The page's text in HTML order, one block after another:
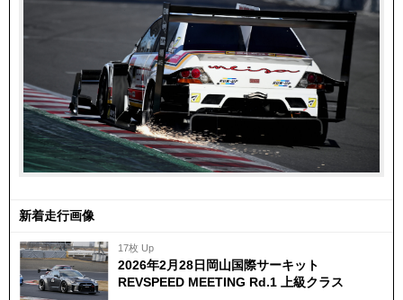
新着走行画像
17枚 Up
2026年2月28日岡山国際サーキット
REVSPEED MEETING Rd.1 上級クラス